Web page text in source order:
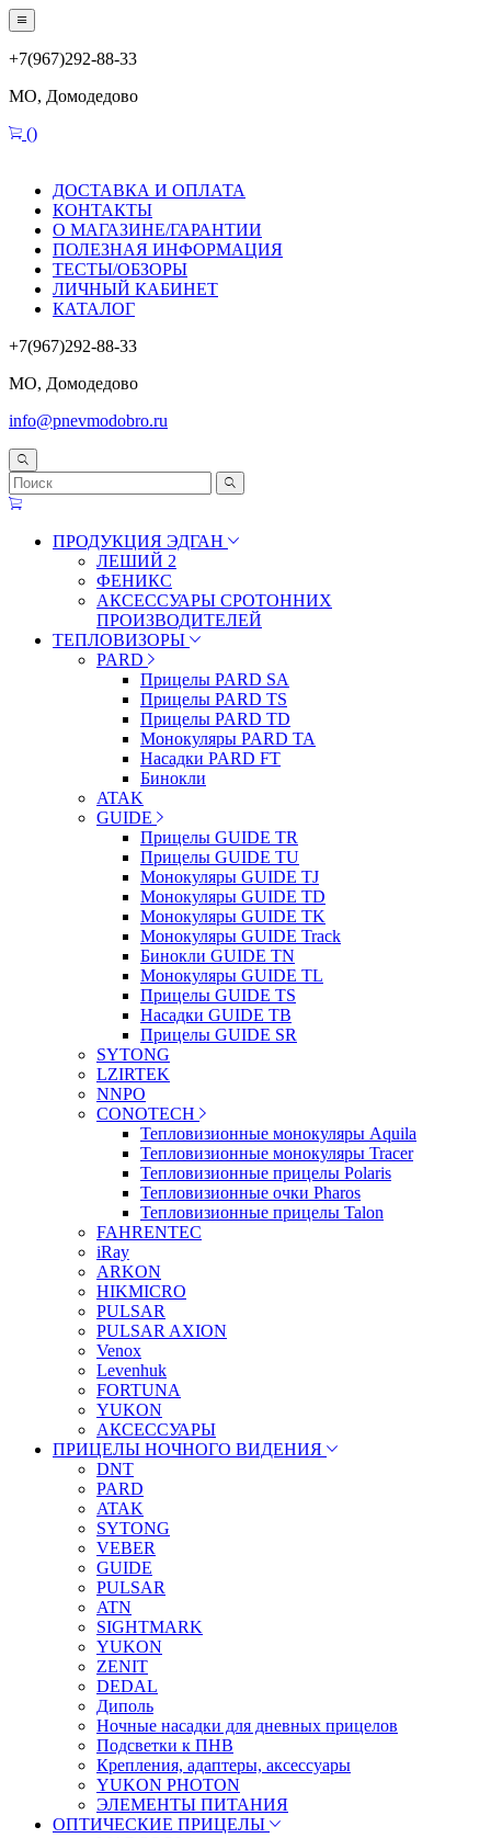
+7(967)292-88-33
МО, Домодедово
()
ДОСТАВКА И ОПЛАТА
КОНТАКТЫ
О МАГАЗИНЕ/ГАРАНТИИ
ПОЛЕЗНАЯ ИНФОРМАЦИЯ
ТЕСТЫ/ОБЗОРЫ
ЛИЧНЫЙ КАБИНЕТ
КАТАЛОГ
+7(967)292-88-33
МО, Домодедово
info@pnevmodobro.ru
ПРОДУКЦИЯ ЭДГАН
ЛЕШИЙ 2
ФЕНИКС
АКСЕССУАРЫ СРОТОННИХ
ПРОИЗВОДИТЕЛЕЙ
ТЕПЛОВИЗОРЫ
PARD
Прицелы PARD SA
Прицелы PARD TS
Прицелы PARD TD
Монокуляры PARD TA
Насадки PARD FT
Бинокли
ATAK
GUIDE
Прицелы GUIDE TR
Прицелы GUIDE TU
Монокуляры GUIDE TJ
Монокуляры GUIDE TD
Монокуляры GUIDE TK
Монокуляры GUIDE Track
Бинокли GUIDE TN
Монокуляры GUIDE TL
Прицелы GUIDE TS
Насадки GUIDE TB
Прицелы GUIDE SR
SYTONG
LZIRTEK
NNPO
CONOTECH
Тепловизионные монокуляры Aquila
Тепловизионные монокуляры Tracer
Тепловизионные прицелы Polaris
Тепловизионные очки Pharos
Тепловизионные прицелы Talon
FAHRENTEC
iRay
ARKON
HIKMICRO
PULSAR
PULSAR AXION
Venox
Levenhuk
FORTUNA
YUKON
АКСЕССУАРЫ
ПРИЦЕЛЫ НОЧНОГО ВИДЕНИЯ
DNT
PARD
ATAK
SYTONG
VEBER
GUIDE
PULSAR
ATN
SIGHTMARK
YUKON
ZENIT
DEDAL
Диполь
Ночные насадки для дневных прицелов
Подсветки к ПНВ
Крепления, адаптеры, аксессуары
YUKON PHOTON
ЭЛЕМЕНТЫ ПИТАНИЯ
ОПТИЧЕСКИЕ ПРИЦЕЛЫ